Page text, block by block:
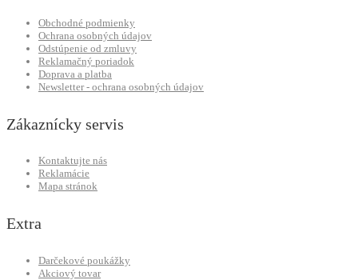
Obchodné podmienky
Ochrana osobných údajov
Odstúpenie od zmluvy
Reklamačný poriadok
Doprava a platba
Newsletter - ochrana osobných údajov
Zákaznícky servis
Kontaktujte nás
Reklamácie
Mapa stránok
Extra
Darčekové poukážky
Akciový tovar